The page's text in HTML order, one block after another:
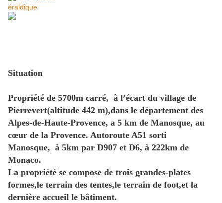
Situation
Propriété de 5700m carré, à l’écart du village de
Pierrevert(altitude 442 m),dans le département des
Alpes-de-Haute-Provence, a 5 km de Manosque, au
cœur de la Provence. Autoroute A51 sorti
Manosque, à 5km par D907 et D6, à 222km de
Monaco.
La propriété se compose de trois grandes-plates
formes,le terrain des tentes,le terrain de foot,et la
dernière accueil le bâtiment.